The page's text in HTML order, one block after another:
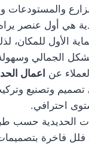
والمستودعات
هي أول عنصر
الأول للمكان،
الجمالي
عن اعمال
وتصنيع
احترافي.
الحديدية حسب
فلل فاخرة